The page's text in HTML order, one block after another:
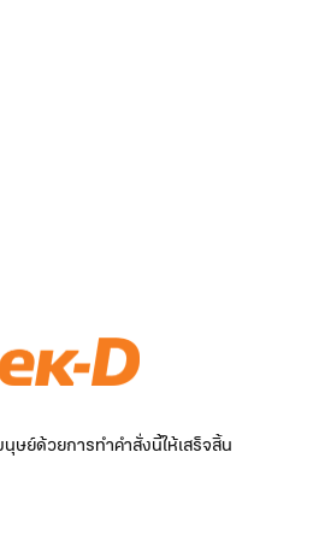
ษย์ด้วยการทำคำสั่งนี้ให้เสร็จสิ้น